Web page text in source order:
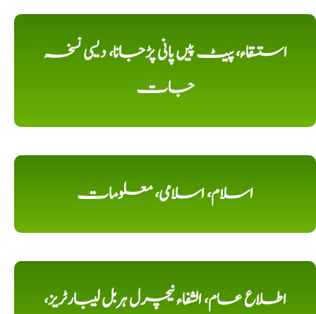
استسقاء، پیٹ پیں پانی پڑجانا، دیسی نسخہ
جات
اسلام، اسلامی، معلومات
اطلاع عام، الشفاء نیچرل ہربل لیبارٹریز،